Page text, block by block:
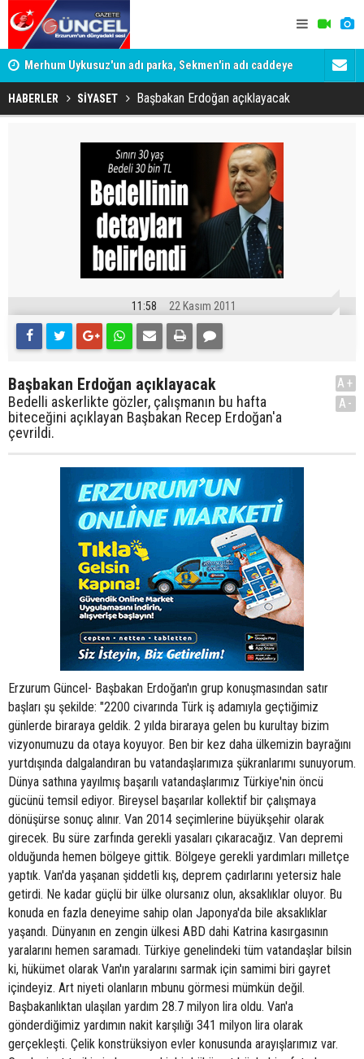
Merhum Uykusuz'un adı parka, Sekmen'in adı caddeye
verildi
HABERLER SİYASET Başbakan Erdoğan açıklayacak
11:58 22 Kasım 2011
Başbakan Erdoğan açıklayacak
Bedelli askerlikte gözler, çalışmanın bu hafta
biteceğini açıklayan Başbakan Recep Erdoğan'a
çevrildi.
A+
A-
Erzurum Güncel- Başbakan Erdoğan'ın grup konuşmasından satır
başları şu şekilde: "2200 civarında Türk iş adamıyla geçtiğimiz
günlerde biraraya geldik. 2 yılda biraraya gelen bu kurultay bizim
vizyonumuzu da otaya koyuyor. Ben bir kez daha ülkemizin bayrağını
yurtdışında dalgalandıran bu vatandaşlarımıza şükranlarımı sunuyorum.
Dünya sathına yayılmış başarılı vatandaşlarımız Türkiye'nin öncü
gücünü temsil ediyor. Bireysel başarılar kollektif bir çalışmaya
dönüşürse sonuç alınır. Van 2014 seçimlerine büyükşehir olarak
girecek. Bu süre zarfında gerekli yasaları çıkaracağız. Van depremi
olduğunda hemen bölgeye gittik. Bölgeye gerekli yardımları milletçe
yaptık. Van'da yaşanan şiddetli kış, deprem çadırlarını yetersiz hale
getirdi. Ne kadar güçlü bir ülke olursanız olun, aksaklıklar oluyor. Bu
konuda en fazla deneyime sahip olan Japonya'da bile aksaklıklar
yaşandı. Dünyanın en zengin ülkesi ABD dahi Katrina kasırgasının
yaralarını hemen saramadı. Türkiye genelindeki tüm vatandaşlar bilsin
ki, hükümet olarak Van'ın yaralarını sarmak için samimi biri gayret
içindeyiz. Art niyeti olanların mbunu görmesi mümkün değil.
Başbakanlıktan ulaşılan yardım 28.7 milyon lira oldu. Van'a
gönderdiğimiz yardımın nakit karşılığı 341 milyon lira olarak
gerçekleşti. Çelik konstrüksiyon evler konusunda arayışlarımız var.